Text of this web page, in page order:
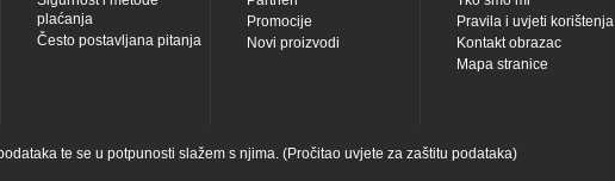
plaćanja
Često postavljana pitanja
Promocije
Novi proizvodi
Pravila i uvjeti korištenja
Kontakt obrazac
Mapa stranice
te se u potpunosti slažem s njima. (Pročitao uvjete za zaštitu podataka)